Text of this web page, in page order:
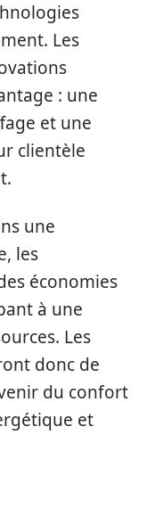
Les
: une
et une
clientèle
une
les
économies
à une
Les
donc de
du confort
et